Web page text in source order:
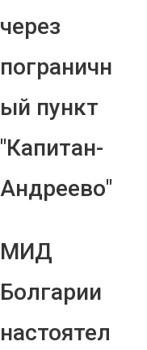
через
пограничн
ый пункт
"Капитан-
Андреево"
МИД
Болгарии
настоятел